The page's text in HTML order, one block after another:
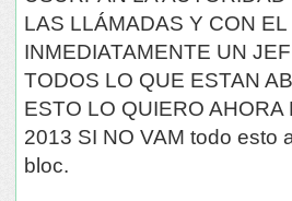
LAS LLÁMADAS Y CON
INMEDIATAMENTE UN
TODOS LO QUE ESTAN
ESTO LO QUIERO
2013 SI NO VAM todo esto
bloc.